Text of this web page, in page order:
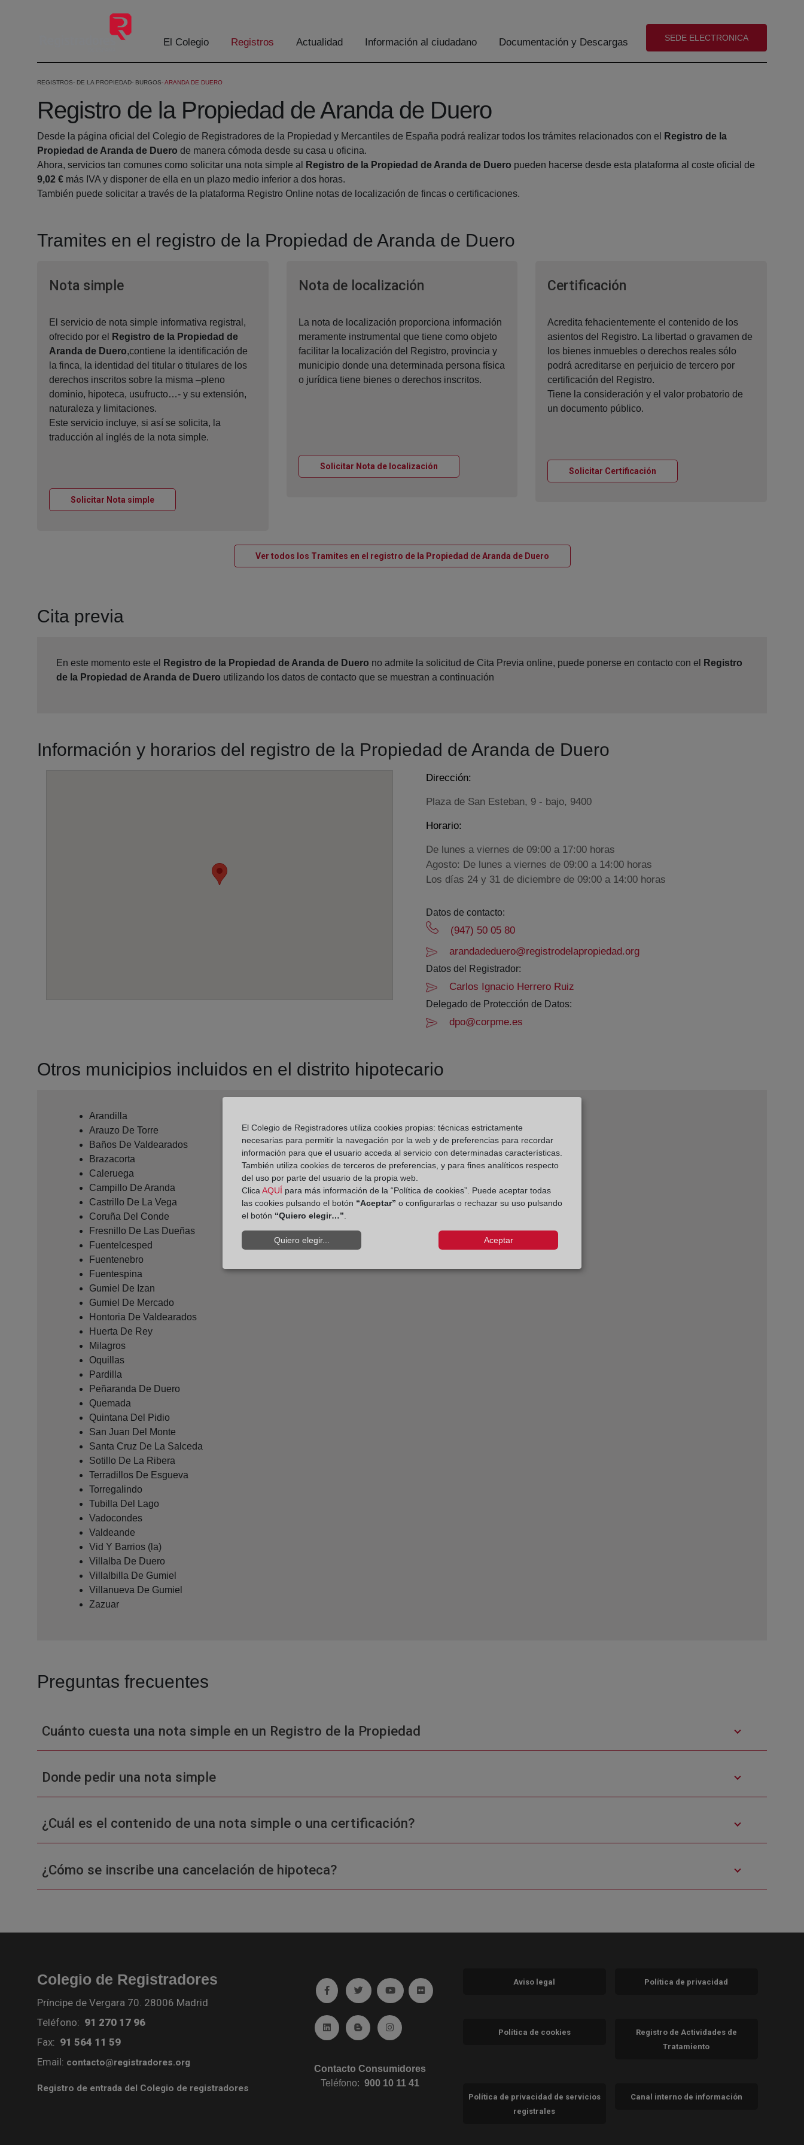
Saltar al contenido principal
El Colegio Registros Actualidad Información al ciudadano Documentación y Descargas (abre en nueva ventana)
SEDE ELECTRONICA
REGISTROS DE LA PROPIEDAD BURGOS ARANDA DE DUERO
Registro de la Propiedad de Aranda de Duero
Desde la página oficial del Colegio de Registradores de la Propiedad y Mercantiles de España podrá realizar todos los trámites relacionados con el
Registro de la
Propiedad de Aranda de Duero de manera cómoda desde su casa u oficina.
Ahora, servicios tan comunes como solicitar una nota simple al
Registro de la Propiedad de Aranda de Duero pueden hacerse desde esta plataforma al coste oficial de
9,02 € más IVA y disponer de ella en un plazo medio inferior a dos horas.
También puede solicitar a través de la plataforma Registro Online notas de localización de fincas o certificaciones.
Tramites en el registro de la Propiedad de Aranda de Duero
Nota simpleVentana nueva
El servicio de nota simple informativa registral,
ofrecido por el
Registro de la Propiedad de
Aranda de Duero,contiene la identificación de
la finca, la identidad del titular o titulares de los
derechos inscritos sobre la misma –pleno
dominio, hipoteca, usufructo…- y su extensión,
naturaleza y limitaciones.
Este servicio incluye, si así se solicita, la
traducción al inglés de la nota simple.
Solicitar Nota simpleVentana nueva
Nota de localizaciónVentana nueva
La nota de localización proporciona información
meramente instrumental que tiene como objeto
facilitar la localización del Registro, provincia y
municipio donde una determinada persona física
o jurídica tiene bienes o derechos inscritos.
Solicitar Nota de localizaciónVentana nueva
Certificación
Acredita fehacientemente el contenido de los
asientos del Registro. La libertad o gravamen de
los bienes inmuebles o derechos reales sólo
podrá acreditarse en perjuicio de tercero por
certificación del Registro.
Tiene la consideración y el valor probatorio de
un documento público.
Solicitar Certificación
Ver todos los Tramites en el registro de la Propiedad de Aranda de DueroVentana nueva
Cita previa
En este momento este el Registro de la Propiedad de Aranda de Duero no admite la solicitud de Cita Previa online, puede ponerse en contacto con el
Registro
de la Propiedad de Aranda de Duero utilizando los datos de contacto que se muestran a continuación
Información y horarios del registro de la Propiedad de Aranda de Duero
Dirección:
Plaza de San Esteban, 9 - bajo, 9400
Horario:
De lunes a viernes de 09:00 a 17:00 horas
Agosto: De lunes a viernes de 09:00 a 14:00 horas
Los días 24 y 31 de diciembre de 09:00 a 14:00 horas
Datos de contacto:
(947) 50 05 80
arandadeduero@registrodelapropiedad.org
Datos del Registrador:
Carlos Ignacio Herrero Ruiz
Delegado de Protección de Datos:
dpo@corpme.es
Otros municipios incluidos en el distrito hipotecario
Arandilla
Arauzo De Torre
Baños De Valdearados
Brazacorta
Caleruega
Campillo De Aranda
Castrillo De La Vega
Coruña Del Conde
Fresnillo De Las Dueñas
Fuentelcesped
Fuentenebro
Fuentespina
Gumiel De Izan
Gumiel De Mercado
Hontoria De Valdearados
Huerta De Rey
Milagros
Oquillas
Pardilla
Peñaranda De Duero
Quemada
Quintana Del Pidio
San Juan Del Monte
Santa Cruz De La Salceda
Sotillo De La Ribera
Terradillos De Esgueva
Torregalindo
Tubilla Del Lago
Vadocondes
Valdeande
Vid Y Barrios (la)
Villalba De Duero
Villalbilla De Gumiel
Villanueva De Gumiel
Zazuar
Preguntas frecuentes
Cuánto cuesta una nota simple en un Registro de la Propiedad
Donde pedir una nota simple
¿Cuál es el contenido de una nota simple o una certificación?
¿Cómo se inscribe una cancelación de hipoteca?
Colegio de Registradores
Príncipe de Vergara 70. 28006 Madrid
Teléfono: 91 270 17 96
Fax: 91 564 11 59
Email: contacto@registradores.org
Registro de entrada del Colegio de registradores
Ir a facebook (abre en ventana nueva)
Ir a twitter (abre en ventana nueva)
Ir a YouTube (abre en ventana nueva)
Ir a Flickr (abre en ventana nueva)
Ir a Linkedin (abre en ventana nueva)
Ir al Blog (abre en ventana nueva)
Ir a Instagram (abre en ventana nueva)
Contacto Consumidores
Teléfono:900 10 11 41
Aviso legal Política de privacidad
Política de cookies
Registro de Actividades de
Tratamiento
Política de privacidad de servicios
registrales
Canal interno de información
El Colegio de Registradores utiliza cookies propias: técnicas estrictamente
necesarias para permitir la navegación por la web y de preferencias para recordar
información para que el usuario acceda al servicio con determinadas características.
También utiliza cookies de terceros de preferencias, y para fines analíticos respecto
del uso por parte del usuario de la propia web.
ClicaAQUÍ para más información de la “Política de cookies”. Puede aceptar todas
las cookies pulsando el botón “Aceptar” o configurarlas o rechazar su uso pulsando
el botón “Quiero elegir…”.
Quiero elegir... Aceptar